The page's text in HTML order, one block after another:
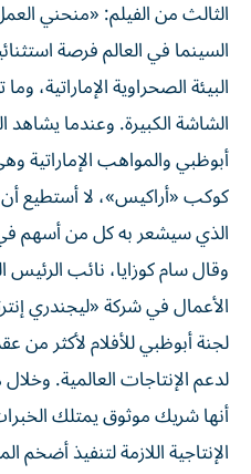
الثالث من الفيلم: «منحني
السينما في العالم فرصة
البيئة الصحراوية الإماراتية،
الشاشة الكبيرة. وعندما يشاهد
أبوظبي والمواهب الإماراتية
كوكب «أراكيس»، لا أستطيع
الذي سيشعر به كل من أسهم
وقال سام كوزايا، نائب الرئيس
الأعمال في شركة «ليجندري
لجنة أبوظبي للأفلام لأكثر
لدعم الإنتاجات العالمية.
أنها شريك موثوق يمتلك
الإنتاجية اللازمة لتنفيذ أضخم